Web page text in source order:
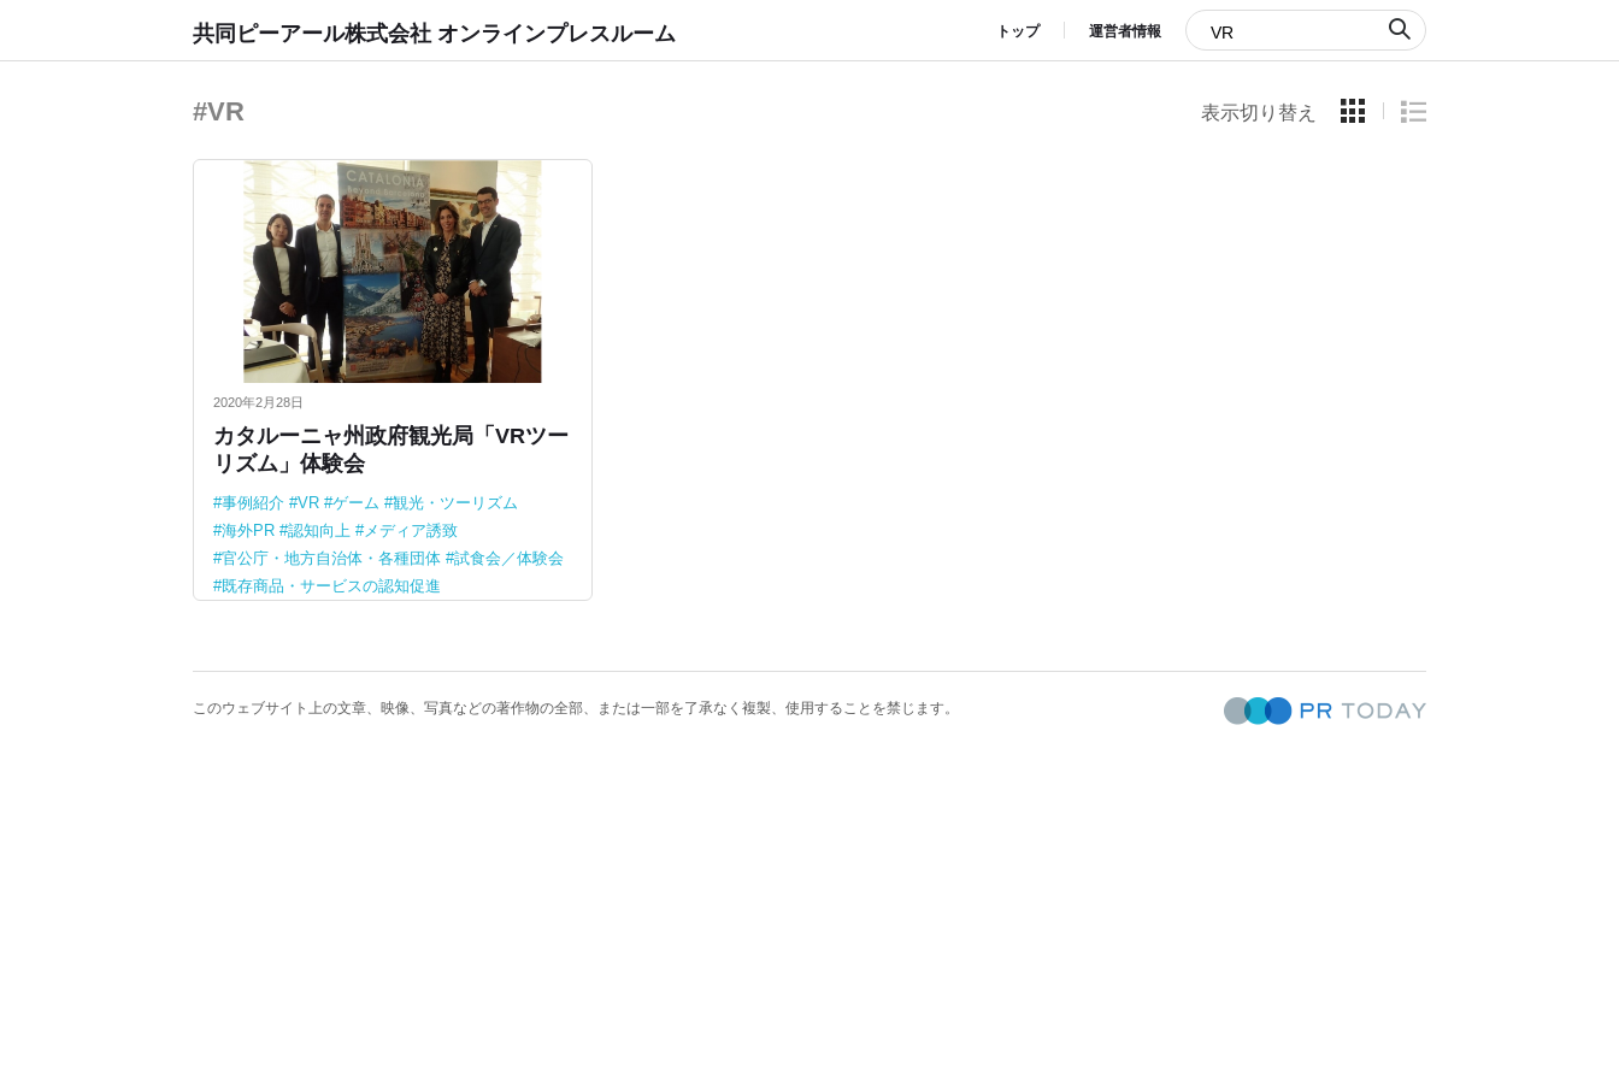
共同ピーアール株式会社 オンラインプレスルーム トップ 運営者情報
#VR 表示切り替え
2020年2月28日
カタルーニャ州政府観光局「VRツー
リズム」体験会
事例紹介 VR ゲーム
観光・ツーリズム
海外PR
認知向上
メディア誘致
官公庁・地方自治体・各種団体
試食会／体験会
既存商品・サービスの認知促進
このウェブサイト上の文章、映像、写真などの著作物の全部、または一部を了承なく複製、使用することを禁じます。